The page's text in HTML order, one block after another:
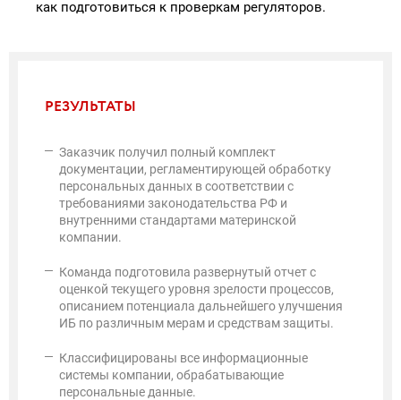
как подготовиться к проверкам регуляторов.
РЕЗУЛЬТАТЫ
Заказчик получил полный комплект
документации, регламентирующей обработку
персональных данных в соответствии с
требованиями законодательства РФ и
внутренними стандартами материнской
компании.
Команда подготовила развернутый отчет с
оценкой текущего уровня зрелости процессов,
описанием потенциала дальнейшего улучшения
ИБ по различным мерам и средствам защиты.
Классифицированы все информационные
системы компании, обрабатывающие
персональные данные.